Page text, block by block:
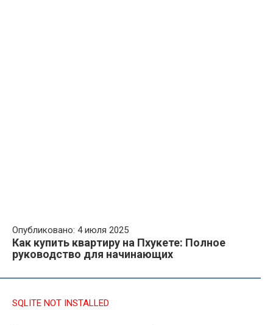
Опубликовано: 4 июля 2025
Как купить квартиру на Пхукете: Полное
руководство для начинающих
SQLITE NOT INSTALLED